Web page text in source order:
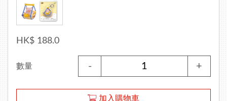
HK$ 188.0
數量 - +
加入購物車